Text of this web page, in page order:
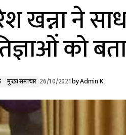
खन्ना ने
को
मुख्य समाचार 26/10/2021byAdmin K